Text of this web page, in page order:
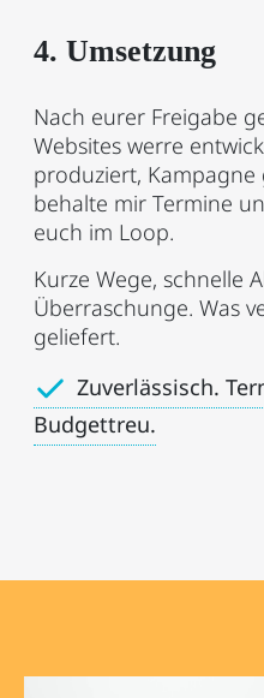
4. Umsetzung
Nach eurer Freigabe
Websites werre
produziert, Kampagne
behalte mir Termine
euch im Loop.
Kurze Wege, schnelle
Überraschunge. Was
geliefert.
Zuverlässisch.
Budgettreu.